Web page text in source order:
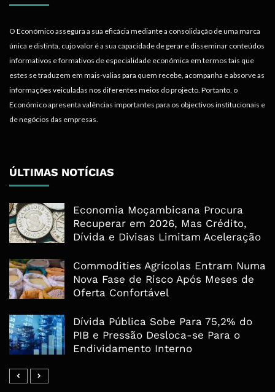
O Económico assegura a sua eficácia mediante a consolidação de uma marca
única e distinta, cujo valor é a sua capacidade de gerar e disseminar conteúdos
informativos e formativos de especialidade económica em termos tais que
estes se traduzem em mais-valias para quem recebe, acompanha e absorve as
informações veiculadas nos diferentes meios do projecto. Portanto, o
Económico apresenta valências importantes para os objectivos institucionais e
de negócios das empresas.
ÚLTIMAS NOTÍCIAS
Economia Moçambicana Procura
Recuperar em 2026, Mas Crédito,
Dívida e Divisas Limitam Aceleração
Commodities Agrícolas Entram Numa
Nova Fase de Risco Após Meses de
Oferta Confortável
Dívida Pública Sobe Para 75,2% do
PIB e Pressão Desloca-se Para o
Endividamento Interno